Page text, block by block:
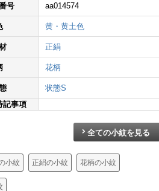
号 aa014574
黄・黄土色
正絹
花柄
状態S
記事項
全ての小紋を見る
小紋 正絹の小紋 花柄の小紋
16,590